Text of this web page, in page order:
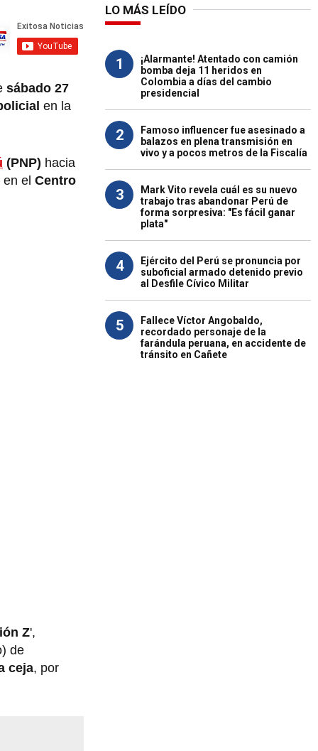
sábado 27
en la
(PNP) hacia
el Centro
Z',
de
ceja, por
LO MÁS LEÍDO
1
¡Alarmante! Atentado con camión
bomba deja 11 heridos en
Colombia a días del cambio
presidencial
2
Famoso influencer fue asesinado a
balazos en plena transmisión en
vivo y a pocos metros de la Fiscalía
3
Mark Vito revela cuál es su nuevo
trabajo tras abandonar Perú de
forma sorpresiva: "Es fácil ganar
plata"
4
Ejército del Perú se pronuncia por
suboficial armado detenido previo
al Desfile Cívico Militar
5
Fallece Víctor Angobaldo,
recordado personaje de la
farándula peruana, en accidente de
tránsito en Cañete